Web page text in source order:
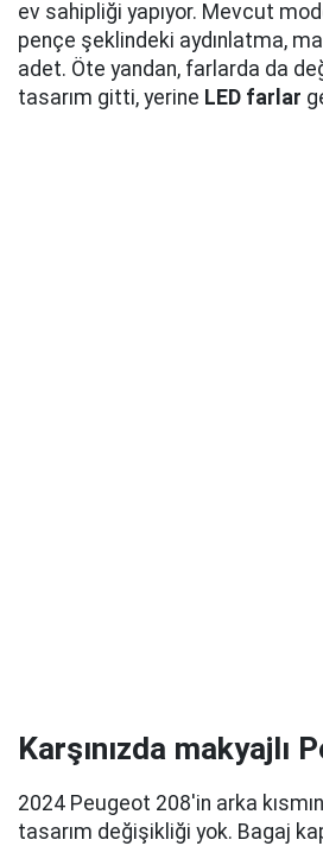
ev sahipliği yapıyor. Mevcut
pençe şeklindeki aydınlatma,
adet. Öte yandan, farlarda da
tasarım gitti, yerine LED farlar
Karşınızda makyajlı
2024 Peugeot 208'in arka
tasarım değişikliği yok. Bagaj